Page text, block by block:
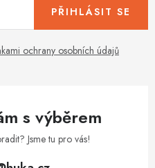
ochrany osobních údajů
PŘIHLÁSIT SE
s výběrem
Jsme tu pro vás!